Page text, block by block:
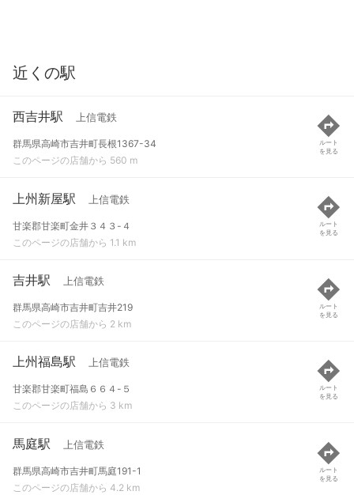
近くの駅
西吉井駅 上信電鉄
群馬県高崎市吉井町長根1367-34
このページの店舗から 560 m
ルート
を見る
上州新屋駅 上信電鉄
甘楽郡甘楽町金井３４３-４
このページの店舗から 1.1 km
ルート
を見る
吉井駅 上信電鉄
群馬県高崎市吉井町吉井219
このページの店舗から 2 km
ルート
を見る
上州福島駅 上信電鉄
甘楽郡甘楽町福島６６４-５
このページの店舗から 3 km
ルート
を見る
馬庭駅 上信電鉄
群馬県高崎市吉井町馬庭191-1
このページの店舗から 4.2 km
ルート
を見る